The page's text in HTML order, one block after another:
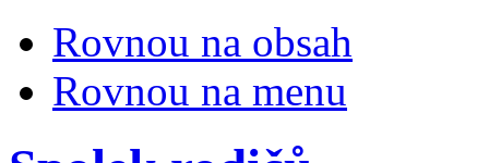
Rovnou na obsah
Rovnou na menu